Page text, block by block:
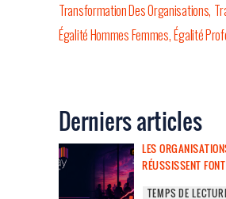
Transformation Des Organisations
Égalité Hommes Femmes Égalité
Derniers articles
LES
RÉUSSISSENT